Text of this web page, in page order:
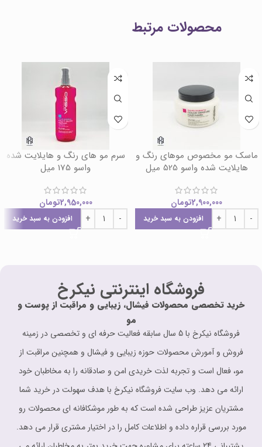
محصولات مرتبط
ماسک مو مخصوص موهای رنگ و
هایلایت شده واسو 525 میل
2,900,000تومان
افزودن به سبد خرید
سرم مو های رنگ و هایلایت شده
واسو 175 میل
2,950,000تومان
افزودن به سبد خرید
فروشگاه اینترنتی نیکرخ
خرید تخصصی محصولات فیشال، زیبایی و مراقبت از پوست و
مو
فروشگاه نیکرخ با 5 سال سابقه فعالیت حرفه ای و تخصصی در زمینه
فروش و آمورش محصولات حوزه زیبایی و فیشال و همچنین مراقبت از
مو، فعال است و تجربه لذت خریدی امن و صادقانه را به مخاطبان خود
ارائه می دهد. وب سایت فروشگاه نیکرخ با هدف سهولت در خرید شما
مشتریان عزیز طراحی شده است که به طور موشکافانه ای محصولات رو
مورد بررسی قراره داده و اطلاعات کامل را در اختیار مشتری قرار می دهد.